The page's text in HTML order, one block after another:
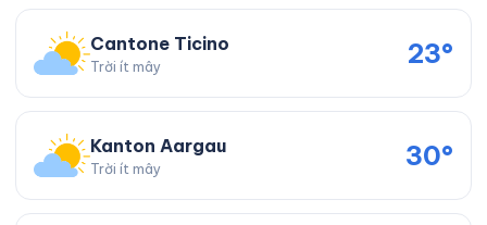
Cantone Ticino
Trời ít mây 23°
Kanton Aargau
Trời ít mây 30°